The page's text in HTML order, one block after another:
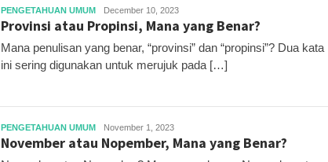
PENGETAHUAN UMUMEditorDecember 10, 2023
Provinsi atau Propinsi, Mana yang Benar?
Mana penulisan yang benar, “provinsi” dan “propinsi”? Dua kata
ini sering digunakan untuk merujuk pada […]
PENGETAHUAN UMUMEditorNovember 1, 2023
November atau Nopember, Mana yang Benar?